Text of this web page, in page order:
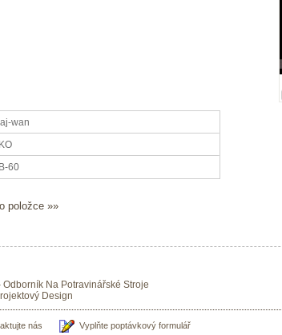
wan
60
položce »»
Odborník Na Potravinářské Stroje
Design
nás Vyplňte poptávkový formulář